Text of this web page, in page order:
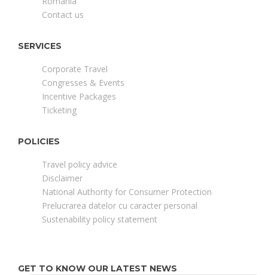
Contact us
SERVICES
Corporate Travel
Congresses & Events
Incentive Packages
Ticketing
POLICIES
Travel policy advice
Disclaimer
National Authority for Consumer Protection
Prelucrarea datelor cu caracter personal
Sustenability policy statement
GET TO KNOW OUR LATEST NEWS